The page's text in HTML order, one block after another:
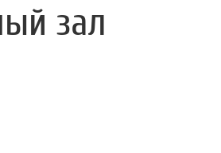
зал